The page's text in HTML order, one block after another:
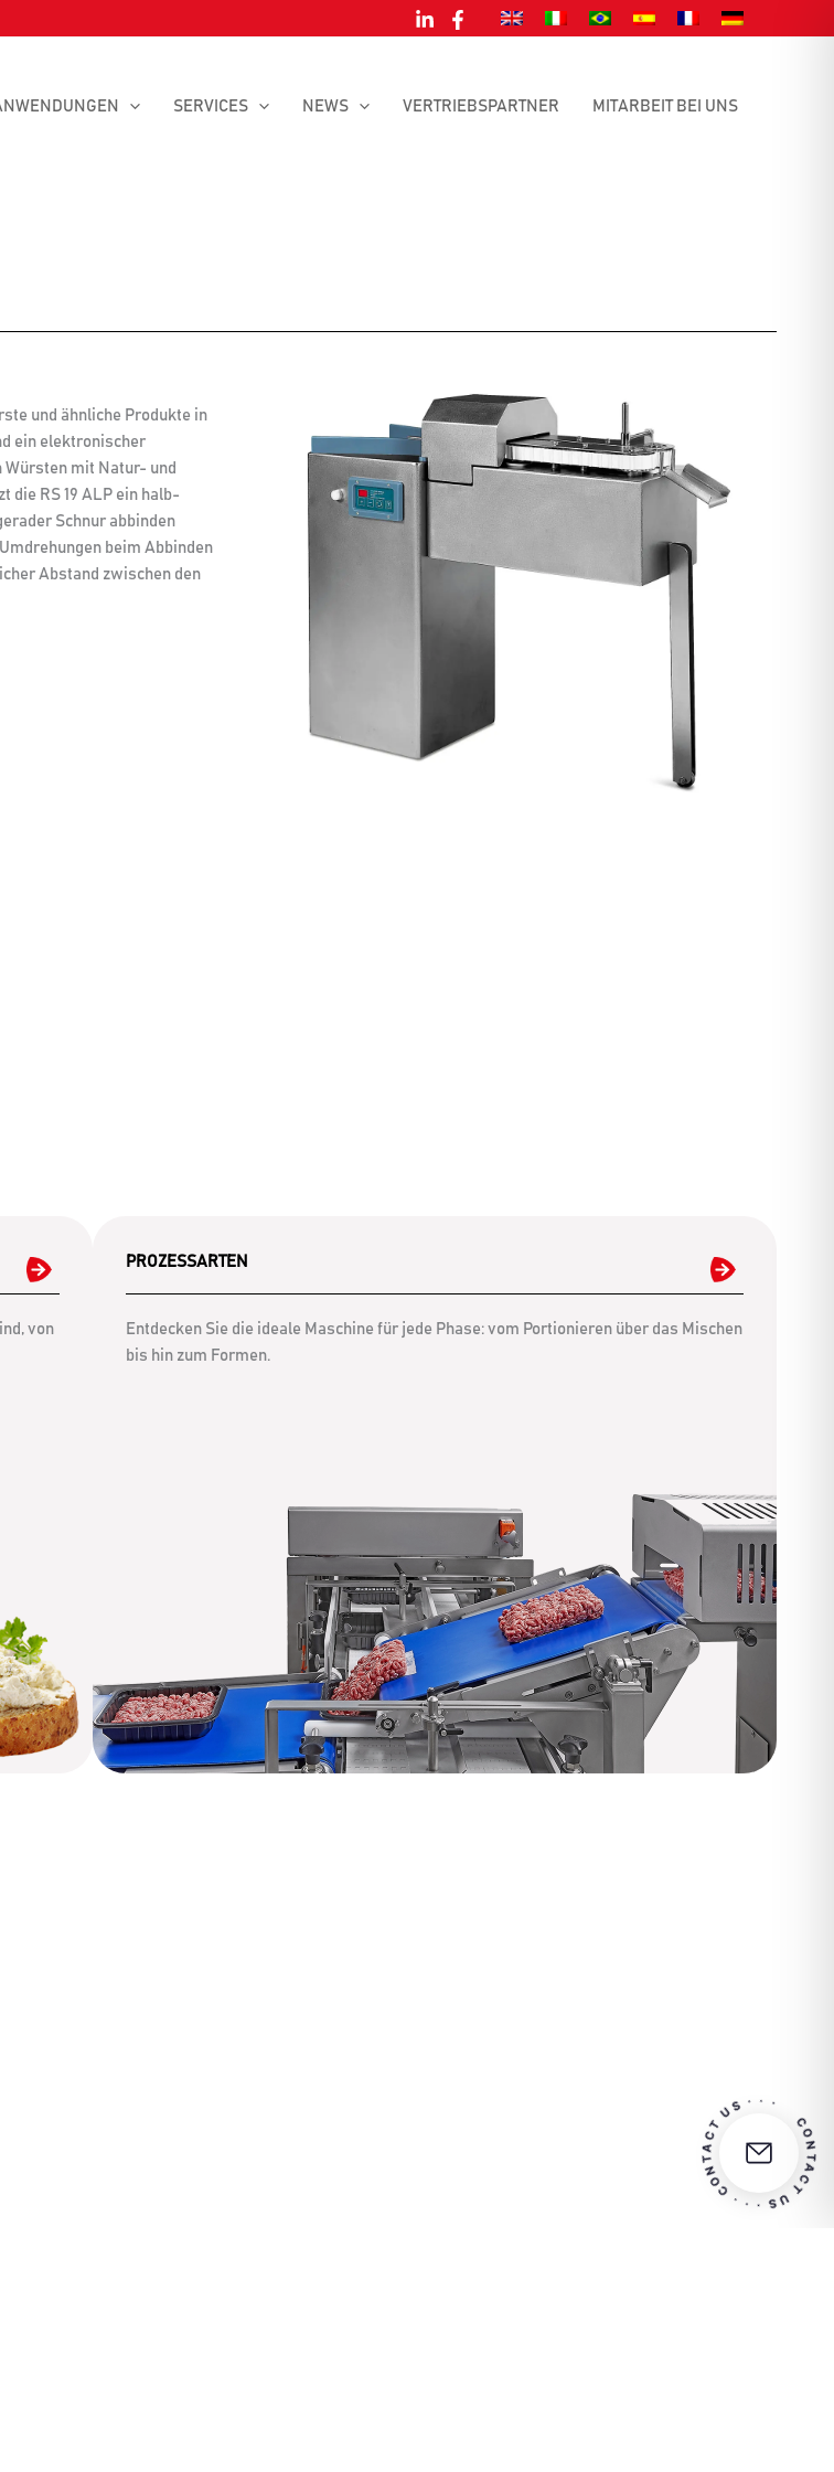
SERVICES NEWS VERTRIEBSPARTNER MITARBEIT BEI UNS
und ähnliche Produkte in
ein elektronischer
Würsten mit Natur- und
die RS 19 ALP ein halb-
Schnur abbinden
beim Abbinden
Abstand zwischen den
von
PROZESSARTEN
Entdecken Sie die ideale Maschine für jede Phase: vom Portionieren über das Mischen
bis hin zum Formen.
CONTACT US · · ·